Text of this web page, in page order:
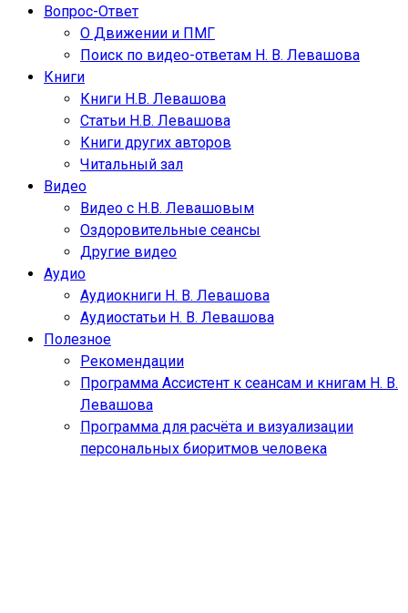
Вопрос-Ответ
О Движении и ПМГ
Поиск по видео-ответам Н. В. Левашова
Книги
Книги Н.В. Левашова
Статьи Н.В. Левашова
Книги других авторов
Читальный зал
Видео
Видео с Н.В. Левашовым
Оздоровительные сеансы
Другие видео
Аудио
Аудиокниги Н. В. Левашова
Аудиостатьи Н. В. Левашова
Полезное
Рекомендации
Программа Ассистент к сеансам и книгам Н. В.
Левашова
Программа для расчёта и визуализации
персональных биоритмов человека